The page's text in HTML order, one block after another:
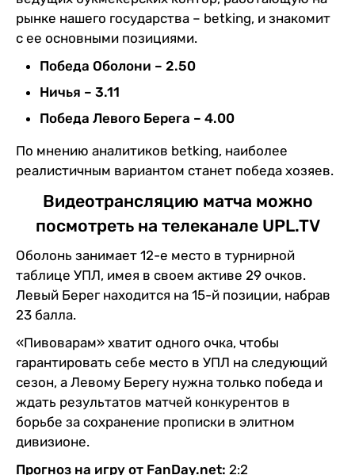
рынке нашего государства – betking, и знакомит
с ее основными позициями.
Победа Оболони – 2.50
Ничья – 3.11
Победа Левого Берега – 4.00
По мнению аналитиков betking, наиболее
реалистичным вариантом станет победа хозяев.
Видеотрансляцию матча можно
посмотреть на телеканале UPL.TV
Оболонь занимает 12-е место в турнирной
таблице УПЛ, имея в своем активе 29 очков.
Левый Берег находится на 15-й позиции, набрав
23 балла.
«Пивоварам» хватит одного очка, чтобы
гарантировать себе место в УПЛ на следующий
сезон, а Левому Берегу нужна только победа и
ждать результатов матчей конкурентов в
борьбе за сохранение прописки в элитном
дивизионе.
Прогноз на игру от FanDay.net: 2:2